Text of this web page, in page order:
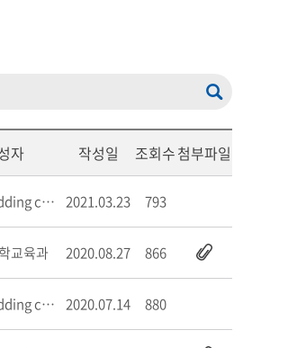
자 작성일 조회수첨부파일
error padding check! 2021.03.23 793
교육과 2020.08.27 866
error padding check! 2020.07.14 880